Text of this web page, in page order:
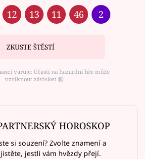
12 13 11 46 2
ZKUSTE ŠTĚSTÍ
varuje: Účastí na hazardní hře může
vzniknout závislost ⑱
HOROSKOP
si souzení? Zvolte znamení a
jestli vám hvězdy přejí.